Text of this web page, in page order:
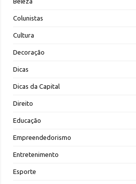
Colunistas
Cultura
Decoração
Dicas
Dicas da Capital
Direito
Educação
Empreendedorismo
Entretenimento
Esporte